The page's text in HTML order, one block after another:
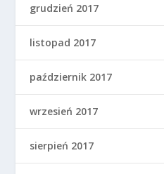
grudzień 2017
listopad 2017
październik 2017
wrzesień 2017
sierpień 2017